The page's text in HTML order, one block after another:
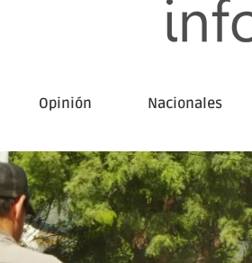
Opinión Nacionales